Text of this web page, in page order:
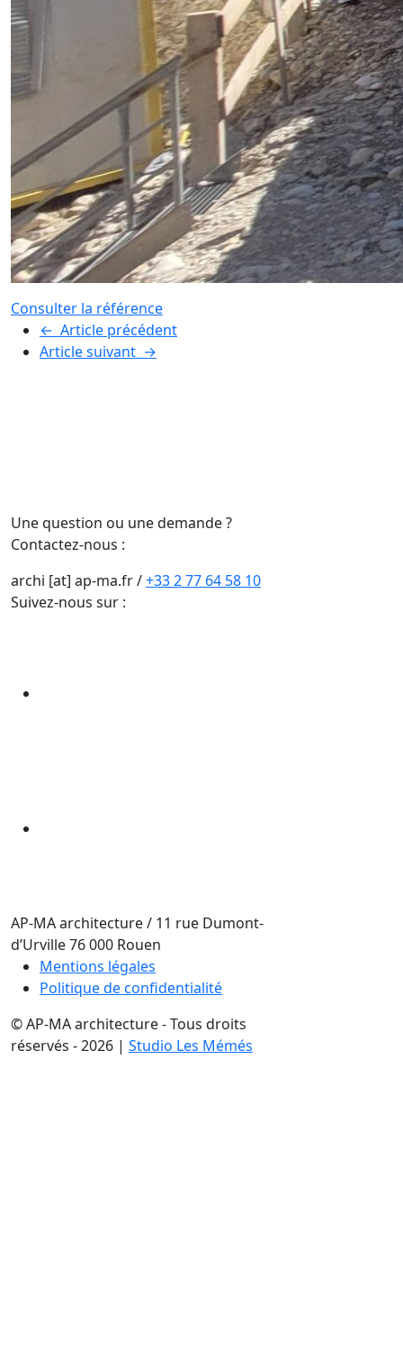
Consulter la référence
← Article précédent
Article suivant →
Une question ou une demande ?
Contactez-nous :
archi [at] ap-ma.fr/+33 2 77 64 58 10
Suivez-nous sur :
AP-MA architecture/ 11 rue Dumont-
d’Urville76 000 Rouen
Mentions légales
Politique de confidentialité
© AP-MA architecture - Tous droits
réservés - 2026 | Studio Les Mémés